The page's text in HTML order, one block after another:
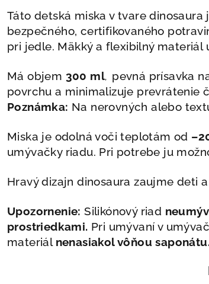
Táto detská miska v tvare
bezpečného, certifikovaného
pri jedle. Mäkký a flexibilný materiál
Má objem 300 ml, pevná prísavka
povrchu a minimalizuje prevrátenie
Poznámka: Na nerovných alebo
Miska je odolná voči teplotám od
umývačky riadu. Pri potrebe ju
Hravý dizajn dinosaura zaujme deti
Upozornenie: Silikónový riad
prostriedkami. Pri umývaní v
materiál nenasiakol vôňou